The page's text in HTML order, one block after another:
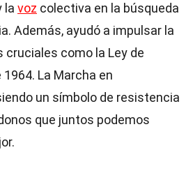
la voz colectiva en la búsqueda
Además, ayudó a impulsar la
cruciales como la Ley de
1964. La Marcha en
un símbolo de resistencia
que juntos podemos